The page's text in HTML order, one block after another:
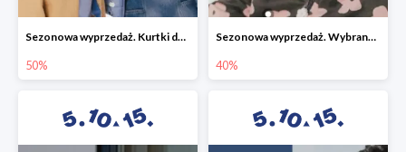
Sezonowa wyprzedaż. Kurtki do -50%
50%
Sezonowa wyprzedaż. Wybrane modele do -40%
40%